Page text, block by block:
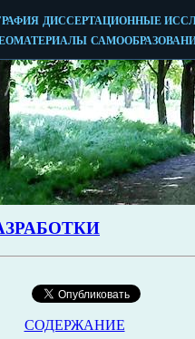
СОДЕРЖАНИЕ